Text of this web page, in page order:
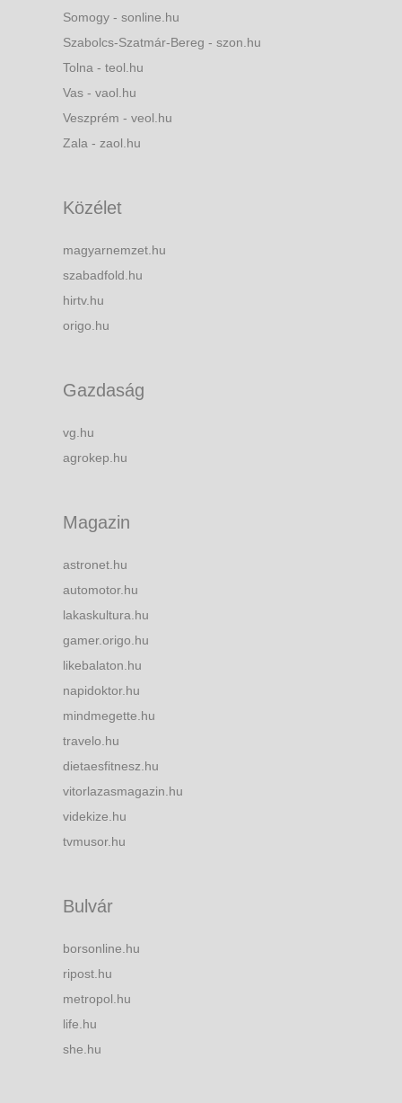
Somogy - sonline.hu
Szabolcs-Szatmár-Bereg - szon.hu
Tolna - teol.hu
Vas - vaol.hu
Veszprém - veol.hu
Zala - zaol.hu
Közélet
magyarnemzet.hu
szabadfold.hu
hirtv.hu
origo.hu
Gazdaság
vg.hu
agrokep.hu
Magazin
astronet.hu
automotor.hu
lakaskultura.hu
gamer.origo.hu
likebalaton.hu
napidoktor.hu
mindmegette.hu
travelo.hu
dietaesfitnesz.hu
vitorlazasmagazin.hu
videkize.hu
tvmusor.hu
Bulvár
borsonline.hu
ripost.hu
metropol.hu
life.hu
she.hu